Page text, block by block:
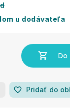
u dodávateľa
favorite_border Pridať do